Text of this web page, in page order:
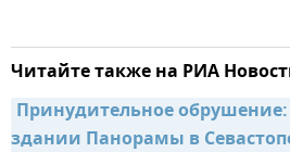
Читайте также на РИА
Принудительное
здании Панорамы в